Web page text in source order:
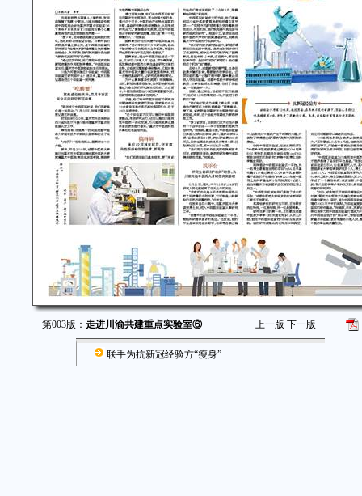
第003版： 走进川渝共建重点实验室⑥ 上一版 下一版
联手为抗新冠经验方“瘦身”